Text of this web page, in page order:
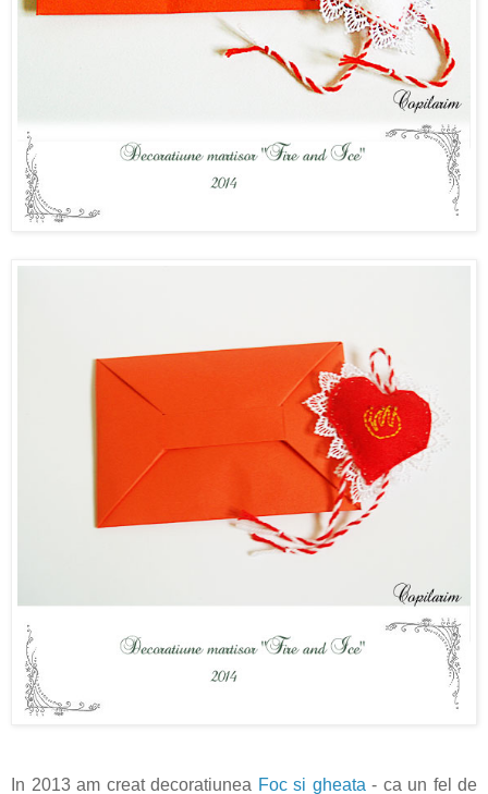
In 2013 am creat decoratiunea Foc si gheata - ca un fel de